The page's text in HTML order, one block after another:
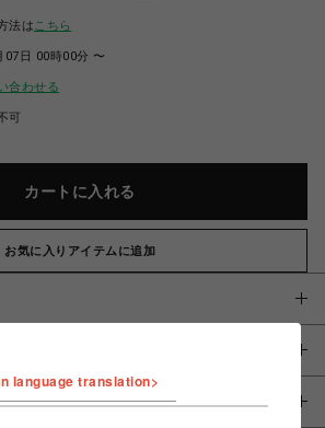
法は こちら
07日 00時00分 〜
合わせる
可
カートに入れる
お気に入りアイテムに追加
language translation>